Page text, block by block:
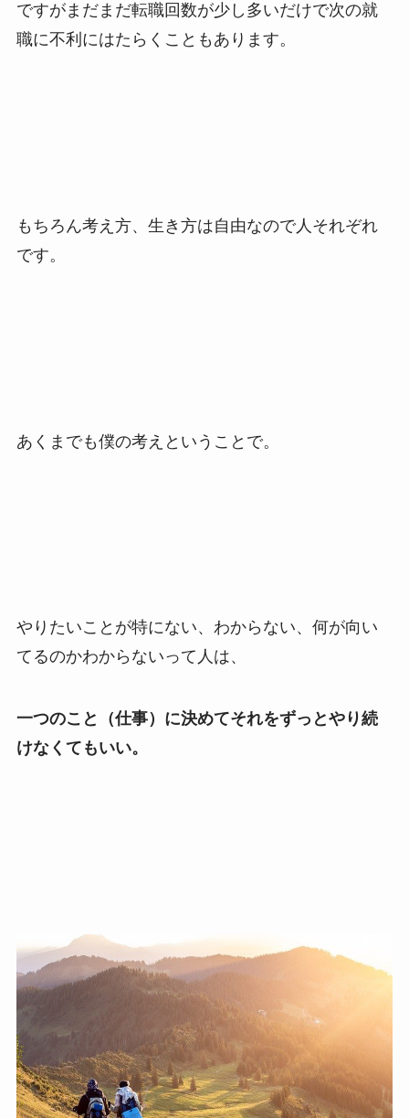
ですがまだまだ転職回数が少し多いだけで次の就
職に不利にはたらくこともあります。
もちろん考え方、生き方は自由なので人それぞれ
です。
あくまでも僕の考えということで。
やりたいことが特にない、わからない、何が向い
てるのかわからないって人は、
一つのこと（仕事）に決めてそれをずっとやり続
けなくてもいい。